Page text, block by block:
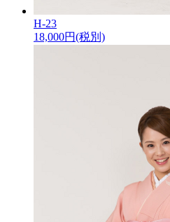
H-23
18,000円(税別)